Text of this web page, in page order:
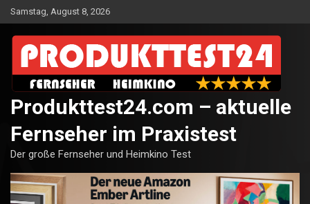
Skip
to
content
Samstag, August 8, 2026
Produkttest24.com – aktuelle
Fernseher im Praxistest
Der große Fernseher und Heimkino Test